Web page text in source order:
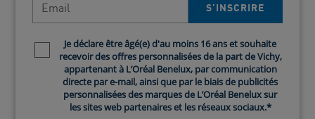
L'allergie au soleil survient lorsque votre peau réagit de
manière hypersensible à la lumière du soleil. Le
meilleur moyen de prévenir les symptômes est donc
simple : limitez votre exposition au soleil, en particulier
S’INSCRIRE​
Newsletter policy
Je déclare être âgé(e) d'au moins 16 ans et souhaite
recevoir des offres personnalisées de la part de Vichy,
appartenant à L’Oréal Benelux, par communication
directe par e-mail, ainsi que par le biais de publicités
personnalisées des marques de L’Oréal Benelux sur
les sites web partenaires et les réseaux sociaux.*